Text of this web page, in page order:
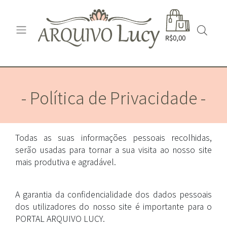
R$0,00
- Política de Privacidade -
Todas as suas informações pessoais recolhidas,
serão usadas para tornar a sua visita ao nosso site
mais produtiva e agradável.
A garantia da confidencialidade dos dados pessoais
dos utilizadores do nosso site é importante para o
PORTAL ARQUIVO LUCY.